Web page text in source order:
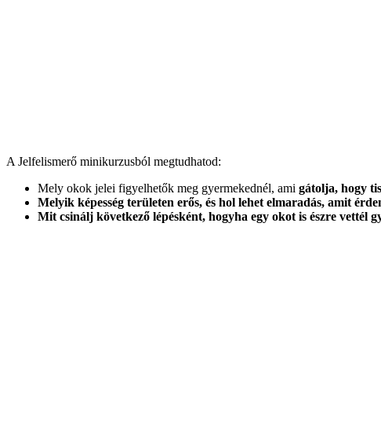
A Jelfelismerő minikurzusból megtudhatod:
Mely okok jelei figyelhetők meg gyermekednél, ami gátolja, hogy
Melyik képesség területen erős, és hol lehet elmaradás, amit
Mit csinálj következő lépésként, hogyha egy okot is észre vettél